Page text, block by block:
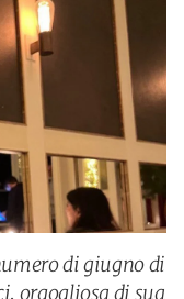
di giugno di
orgogliosa di sua